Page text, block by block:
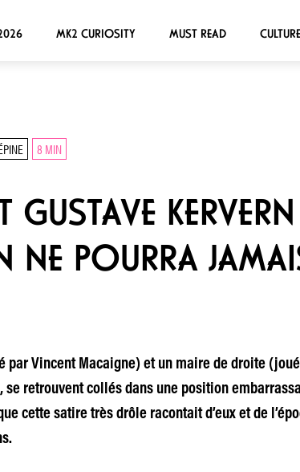
MK2 CURIOSITY MUST READ CULTURE
8 MIN
GUSTAVE
POURRA
par Vincent Macaigne) et un maire de droite
se retrouvent collés dans une position
cette satire très drôle racontait d’eux et de